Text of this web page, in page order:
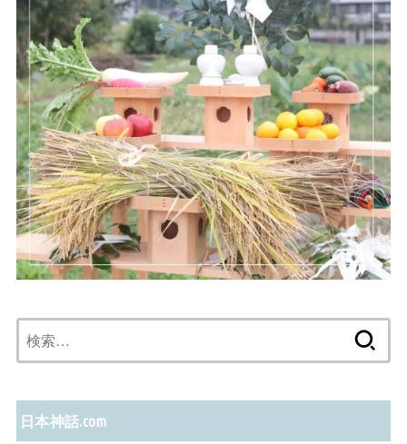
索:
日本神話.com